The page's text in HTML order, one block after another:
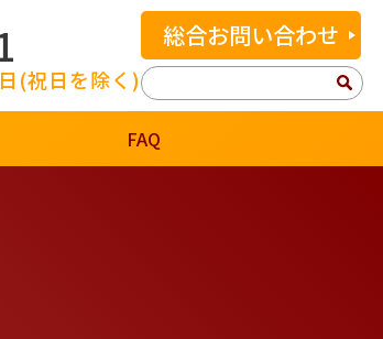
(祝日を除く)
総合お問い合わせ
検
索:
FAQ